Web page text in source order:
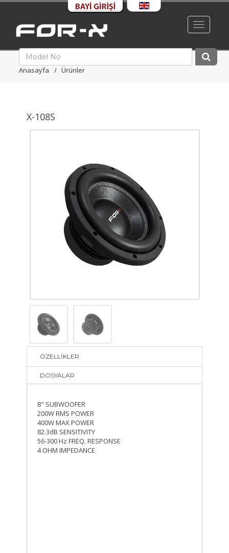
Toggle
Anasayfa Ürünler
X-108S
ÖZELLİKLER
DOSYALAR
8" SUBWOOFER
200W RMS POWER
400W MAX POWER
82.3dB SENSITIVITY
56-300 Hz FREQ. RESPONSE
4 OHM IMPEDANCE